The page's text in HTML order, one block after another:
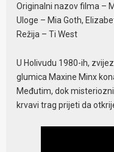
Originalni nazov filma –
Uloge – Mia Goth,
Režija – Ti West
U Holivudu 1980-ih,
glumica Maxine Minx
Međutim, dok
krvavi trag prijeti da